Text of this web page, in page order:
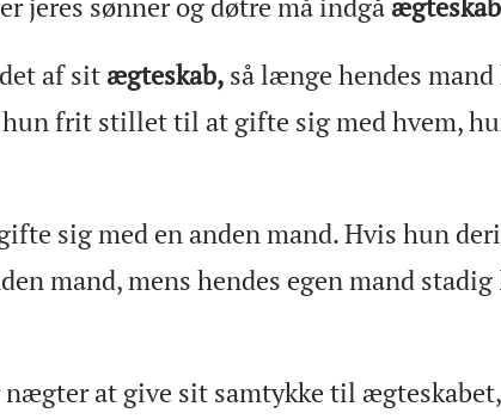
af sit ægteskab,så længe hendes mand
hun frit stillet til at gifte sig med hvem,
sig med en anden mand. Hvis hun
mand, mens hendes egen mand stadig
at give sit samtykke til